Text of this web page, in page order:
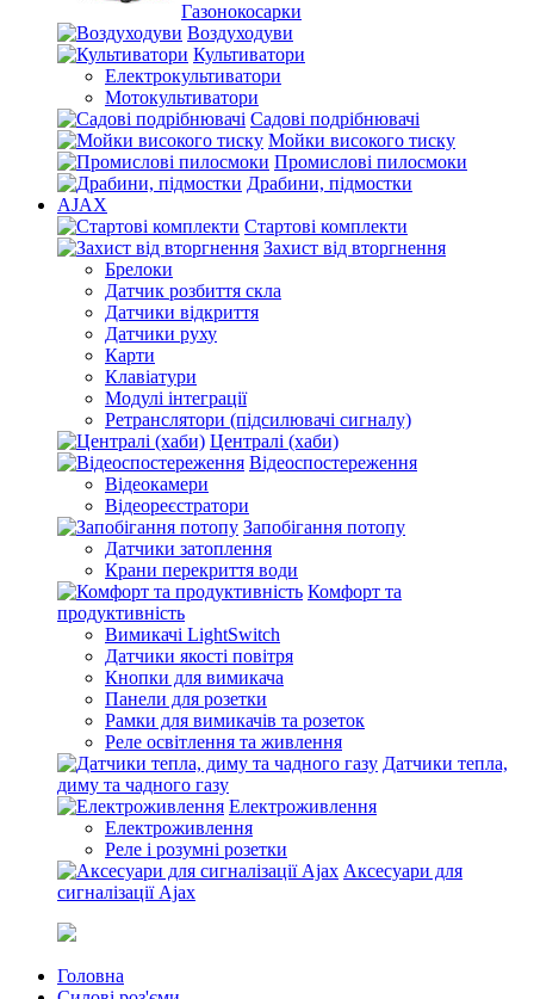
Газонокосарки
Воздуходуви
Культиватори
Електрокультиватори
Мотокультиватори
Садові подрібнювачі
Мойки високого тиску
Промислові пилосмоки
Драбини, підмостки
AJAX
Стартові комплекти
Захист від вторгнення
Брелоки
Датчик розбиття скла
Датчики відкриття
Датчики руху
Карти
Клавіатури
Модулі інтеграції
Ретранслятори (підсилювачі сигналу)
Централі (хаби)
Відеоспостереження
Відеокамери
Відеореєстратори
Запобігання потопу
Датчики затоплення
Крани перекриття води
Комфорт та
продуктивність
Вимикачі LightSwitch
Датчики якості повітря
Кнопки для вимикача
Панели для розетки
Рамки для вимикачів та розеток
Реле освітлення та живлення
Датчики тепла,
диму та чадного газу
Електроживлення
Електроживлення
Реле і розумні розетки
Аксесуари для
сигналізації Ajax
Головна